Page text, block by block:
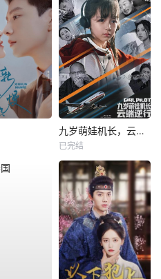
九岁萌娃机长，云端逆行
已完结